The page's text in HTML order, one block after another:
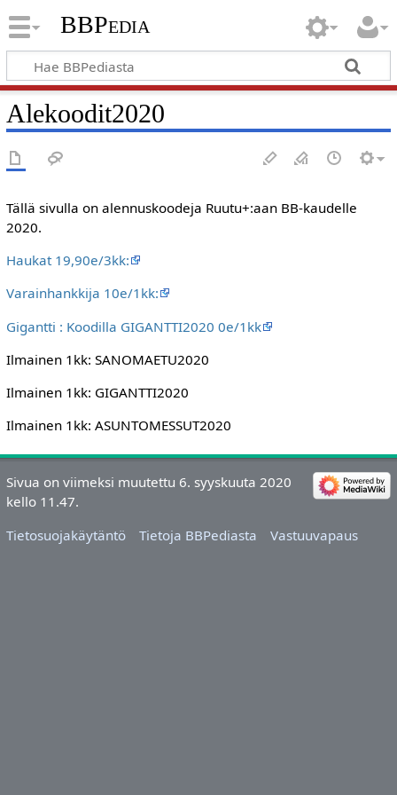
BBPedia
Alekoodit2020
Tällä sivulla on alennuskoodeja Ruutu+:aan BB-kaudelle
2020.
Haukat 19,90e/3kk:
Varainhankkija 10e/1kk:
Gigantti : Koodilla GIGANTTI2020 0e/1kk
Ilmainen 1kk: SANOMAETU2020
Ilmainen 1kk: GIGANTTI2020
Ilmainen 1kk: ASUNTOMESSUT2020
Sivua on viimeksi muutettu 6. syyskuuta 2020
kello 11.47.
Tietosuojakäytäntö
Tietoja BBPediasta Vastuuvapaus